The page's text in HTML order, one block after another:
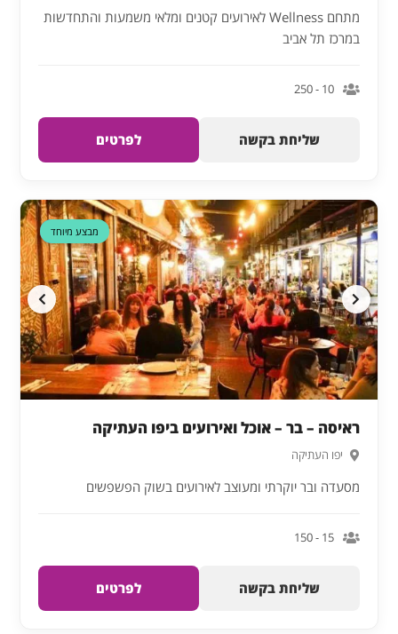
מתחם Wellness לאירועים קטנים ומלאי משמעות והתחדשות
במרכז תל אביב
10 - 250
שליחת בקשה לפרטים
דקה 90
מבצע מיוחד
ראיסה – בר – אוכל ואירועים ביפו העתיקה
יפו העתיקה
מסעדה ובר יוקרתי ומעוצב לאירועים בשוק הפשפשים
15 - 150
שליחת בקשה לפרטים